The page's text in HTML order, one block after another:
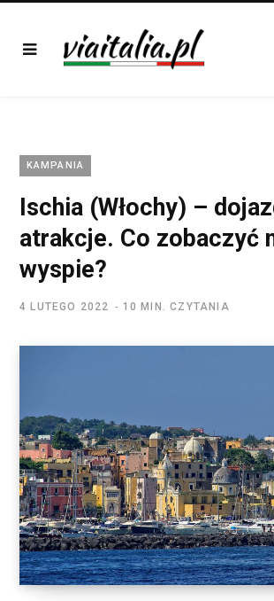
KAMPANIA
Ischia (Włochy) –
atrakcje. Co zobaczyć
wyspie?
4 LUTEGO 2022 10 MIN. CZYTANIA